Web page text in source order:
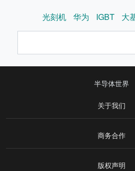
光刻机 华为 IGBT 大
半导体世界
关于我们
商务合作
版权声明